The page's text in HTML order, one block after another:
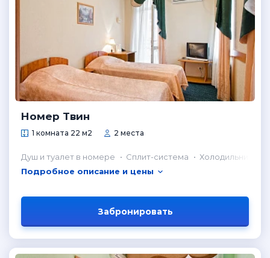
Номер Твин
1 комната 22 м2 2 места
Душ и туалет в номере Сплит-система
Холодильник в
Подробное описание и цены
Забронировать